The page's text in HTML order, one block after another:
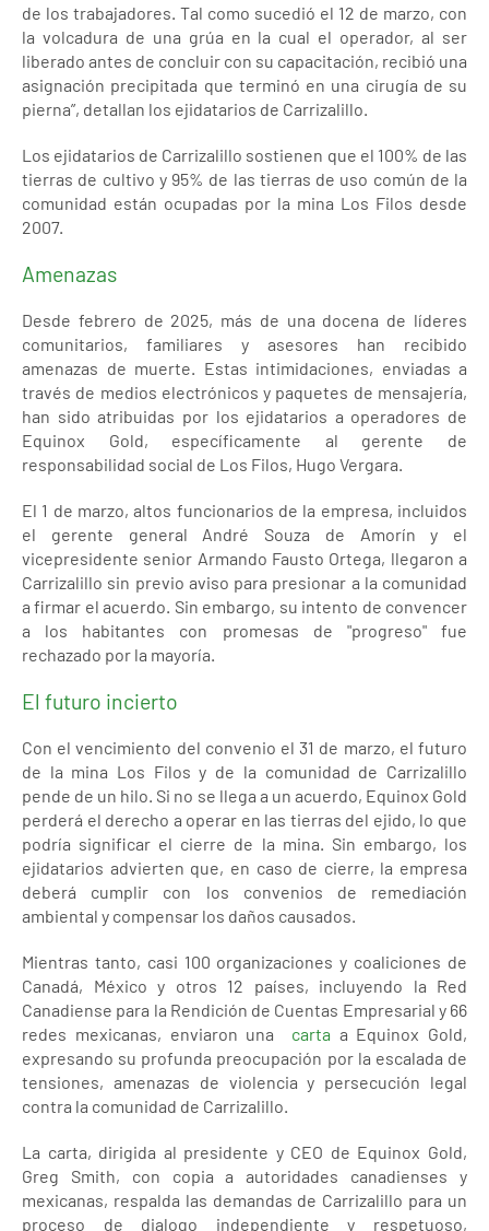
de los trabajadores. Tal como sucedió el 12 de marzo, con
la volcadura de una grúa en la cual el operador, al ser
liberado antes de concluir con su capacitación, recibió una
asignación precipitada que terminó en una cirugía de su
pierna”, detallan los ejidatarios de Carrizalillo.
Los ejidatarios de Carrizalillo sostienen que el 100% de las
tierras de cultivo y 95% de las tierras de uso común de la
comunidad están ocupadas por la mina Los Filos desde
2007.
Amenazas
Desde febrero de 2025, más de una docena de líderes
comunitarios, familiares y asesores han recibido
amenazas de muerte. Estas intimidaciones, enviadas a
través de medios electrónicos y paquetes de mensajería,
han sido atribuidas por los ejidatarios a operadores de
Equinox Gold, específicamente al gerente de
responsabilidad social de Los Filos, Hugo Vergara.
El 1 de marzo, altos funcionarios de la empresa, incluidos
el gerente general André Souza de Amorín y el
vicepresidente senior Armando Fausto Ortega, llegaron a
Carrizalillo sin previo aviso para presionar a la comunidad
a firmar el acuerdo. Sin embargo, su intento de convencer
a los habitantes con promesas de "progreso" fue
rechazado por la mayoría.
El futuro incierto
Con el vencimiento del convenio el 31 de marzo, el futuro
de la mina Los Filos y de la comunidad de Carrizalillo
pende de un hilo. Si no se llega a un acuerdo, Equinox Gold
perderá el derecho a operar en las tierras del ejido, lo que
podría significar el cierre de la mina. Sin embargo, los
ejidatarios advierten que, en caso de cierre, la empresa
deberá cumplir con los convenios de remediación
ambiental y compensar los daños causados.
Mientras tanto, casi 100 organizaciones y coaliciones de
Canadá, México y otros 12 países, incluyendo la Red
Canadiense para la Rendición de Cuentas Empresarial y 66
redes mexicanas, enviaron una carta a Equinox Gold,
expresando su profunda preocupación por la escalada de
tensiones, amenazas de violencia y persecución legal
contra la comunidad de Carrizalillo.
La carta, dirigida al presidente y CEO de Equinox Gold,
Greg Smith, con copia a autoridades canadienses y
mexicanas, respalda las demandas de Carrizalillo para un
proceso de dialogo independiente y respetuoso,